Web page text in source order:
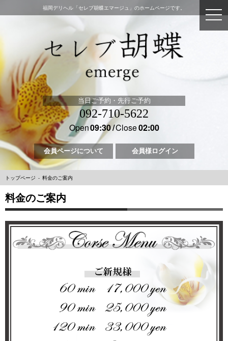
福岡デリヘル「セレブ胡蝶エマージュ」のホームページです。
当日ご予約・先行ご予約
092-710-5622
Open09:30 Close02:00
会員ページについて 会員様ログイン
トップページ 料金のご案内
料金のご案内